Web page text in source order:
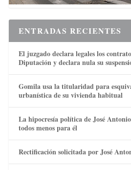
ENTRADAS RECIENTES
El juzgado declara legales los
Diputación y declara nula su
Gomila usa la titularidad para
urbanística de su vivienda habitual
La hipocresía política de José
todos menos para él
Rectificación solicitada por José